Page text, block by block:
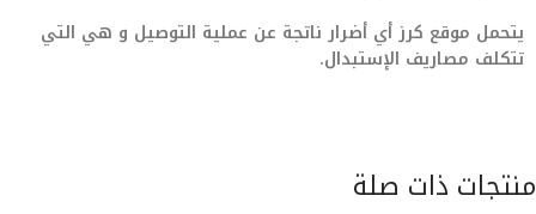
يتحمل موقع كرز أي أضرار ناتجة عن عملية التوصيل و هي التي
تتكلف مصاريف الإستبدال.
منتجات ذات صلة